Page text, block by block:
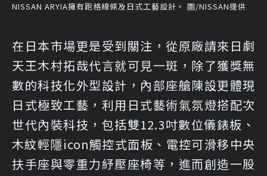
NISSAN ARYIA擁有跑格線條及日式工藝設計。 圖/NISSAN提供
在日本市場更是受到關注，從原廠請來日劇
天王木村拓哉代言就可見一斑，除了獲獎無
數的科技化外型設計，內部座艙陳設更體現
日式極致工藝，利用日式藝術氣氛燈搭配次
世代內裝科技，包括雙12.3吋數位儀錶板、
木紋輕隱icon觸控式面板、電控可滑移中央
扶手座與零重力紓壓座椅等，進而創造一股